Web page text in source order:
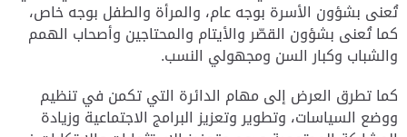
تُعنى بشؤون الأسرة بوجه عام، والمرأة والطفل بوجه خاص،
كما تُعنى بشؤون القصّر والأيتام والمحتاجين وأصحاب الهمم
والشباب وكبار السن ومجهولي النسب.
كما تطرق العرض إلى مهام الدائرة التي تكمن في تنظيم
ووضع السياسات، وتطوير وتعزيز البرامج الاجتماعية وزيادة